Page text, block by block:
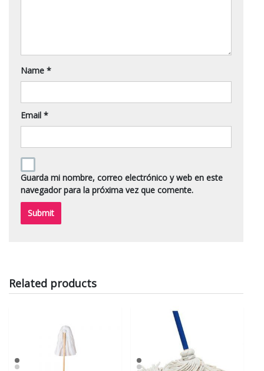
Name *
Email *
Guarda mi nombre, correo electrónico y web en este
navegador para la próxima vez que comente.
Related products